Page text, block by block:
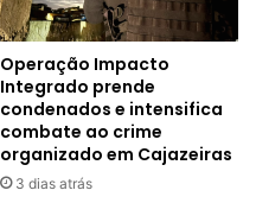
Operação Impacto
Integrado prende
condenados e intensifica
combate ao crime
organizado em Cajazeiras
3 dias atrás